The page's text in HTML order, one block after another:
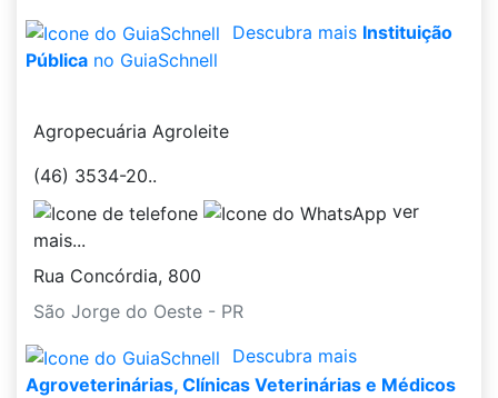
Descubra mais Instituição
Pública no GuiaSchnell
Agropecuária Agroleite
(46) 3534-20..
ver
mais...
Rua Concórdia, 800
São Jorge do Oeste - PR
Descubra mais
Agroveterinárias, Clínicas Veterinárias e Médicos